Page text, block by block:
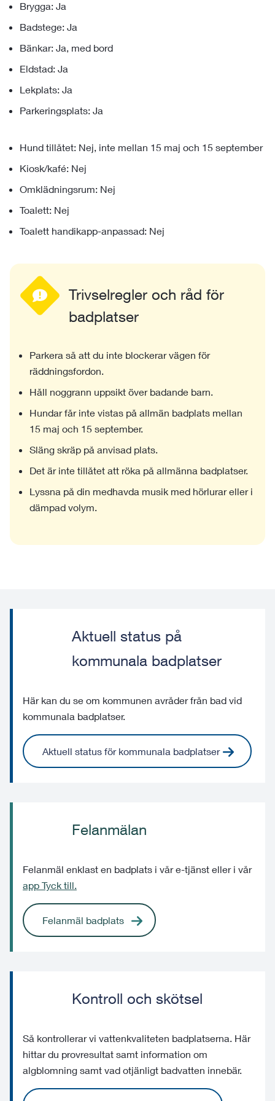
Brygga: Ja
Badstege: Ja
Bänkar: Ja, med bord
Eldstad: Ja
Lekplats: Ja
Parkeringsplats: Ja
Hund tillåtet: Nej, inte mellan 15 maj och 15 september
Kiosk/kafé: Nej
Omklädningsrum: Nej
Toalett: Nej
Toalett handikapp-anpassad: Nej
Trivselregler och råd för
badplatser
Parkera så att du inte blockerar vägen för
räddningsfordon.
Håll noggrann uppsikt över badande barn.
Hundar får inte vistas på allmän badplats mellan
15 maj och 15 september.
Släng skräp på anvisad plats.
Det är inte tillåtet att röka på allmänna badplatser.
Lyssna på din medhavda musik med hörlurar eller i
dämpad volym.
Aktuell status på
kommunala badplatser
Här kan du se om kommunen avråder från bad vid
kommunala badplatser.
Aktuell status för kommunala badplatser
Felanmälan
Felanmäl enklast en badplats i vår e-tjänst eller i vår
app Tyck till.
Felanmäl badplats
Kontroll och skötsel
Så kontrollerar vi vattenkvaliteten badplatserna. Här
hittar du provresultat samt information om
algblomning samt vad otjänligt badvatten innebär.